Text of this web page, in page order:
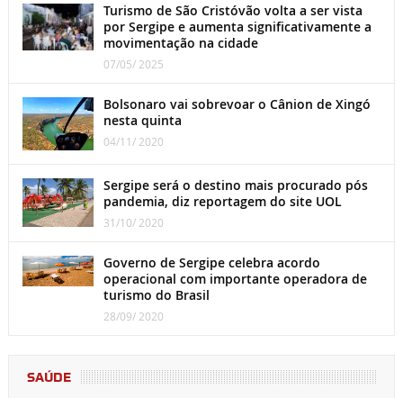
Turismo de São Cristóvão volta a ser vista
por Sergipe e aumenta significativamente a
movimentação na cidade
07/05/ 2025
Bolsonaro vai sobrevoar o Cânion de Xingó
nesta quinta
04/11/ 2020
Sergipe será o destino mais procurado pós
pandemia, diz reportagem do site UOL
31/10/ 2020
Governo de Sergipe celebra acordo
operacional com importante operadora de
turismo do Brasil
28/09/ 2020
SAÚDE